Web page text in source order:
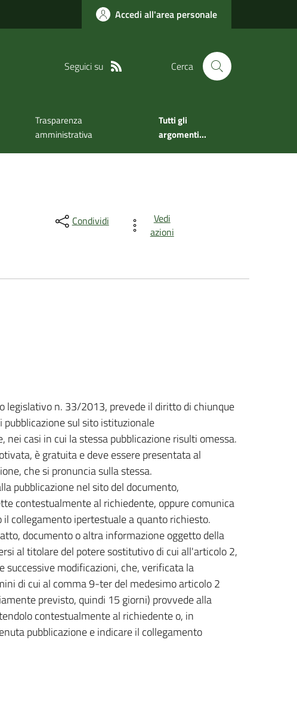
Accedi all'area personale
Seguici su Cerca
Trasparenza
amministrativa
Tutti gli
argomenti...
Condividi
Vedi
azioni
legislativo n. 33/2013, prevede il diritto di chiunque
sul sito istituzionale
casi in cui la stessa pubblicazione risulti omessa.
è gratuita e deve essere presentata al
che si pronuncia sulla stessa.
pubblicazione nel sito del documento,
contestualmente al richiedente, oppure comunica
collegamento ipertestuale a quanto richiesto.
documento o altra informazione oggetto della
al titolare del potere sostitutivo di cui all'articolo 2,
modificazioni, che, verificata la
di cui al comma 9-ter del medesimo articolo 2
previsto, quindi 15 giorni) provvede alla
contestualmente al richiedente o, in
pubblicazione e indicare il collegamento